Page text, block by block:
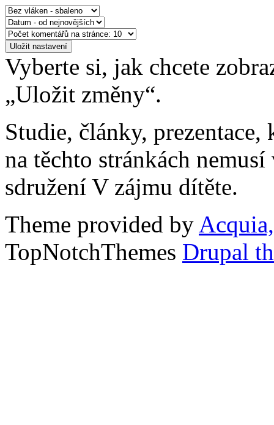
Vyberte si, jak chcete
„Uložit změny“.
Studie, články,
na těchto stránkách
sdružení V zájmu dítěte.
Theme provided by
TopNotchThemes Drupal